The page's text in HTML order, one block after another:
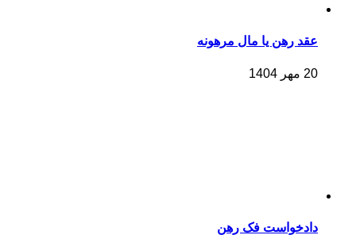
عقد رهن یا مال مرهونه
20 مهر 1404
دادخواست فک رهن